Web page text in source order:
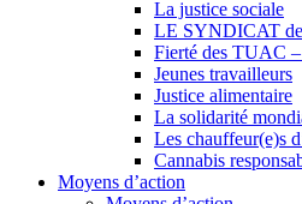
La justice sociale
LE SYNDICAT
Fierté des TUAC
Jeunes travailleurs
Justice alimentaire
La solidarité
Les chauffeur(e)s
Cannabis
Moyens d’action